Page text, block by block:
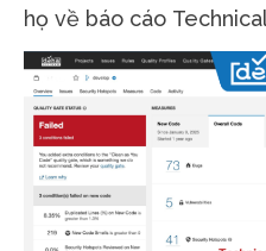
họ về báo cáo